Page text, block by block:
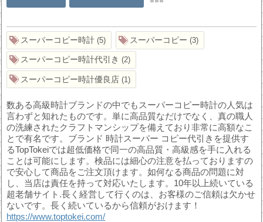
スーパーコピー時計 5 スーパーコピー 3
スーパーコピー時計代引き 2
スーパーコピー時計優良店 1
数ある高級時計ブランドの中でもスーパーコピー時計の人気は
言わずと知れたものです。単に高品質なだけでなく、真の職人
の洗練されたクラフトマンシップを備えており非常に高額なこ
とで有名です。ブランド 時計スーパー コピー代引きを提供す
るTopTokeiでは超低価格で同一の高品質・高級感を手に入れる
ことは可能にします。検品には細心の注意を払っておりますの
で安心して商品をご注文頂けます。如何なる商品の問題に対
し、当店は責任を持って対応いたします。10年以上続いている
超老舗サイト.長く経営して行くのは、お客様のご信頼は欠かせ
ないです。長く続いているから信頼がおけます！
https://www.toptokei.com/